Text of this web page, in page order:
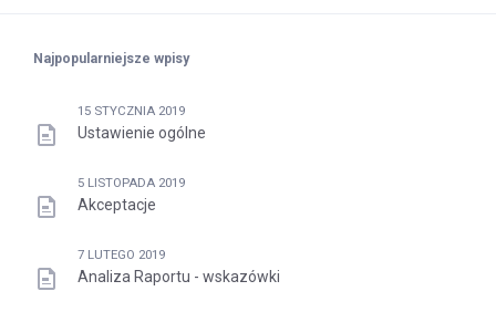
Najpopularniejsze wpisy
15 STYCZNIA 2019
Ustawienie ogólne
5 LISTOPADA 2019
Akceptacje
7 LUTEGO 2019
Analiza Raportu - wskazówki